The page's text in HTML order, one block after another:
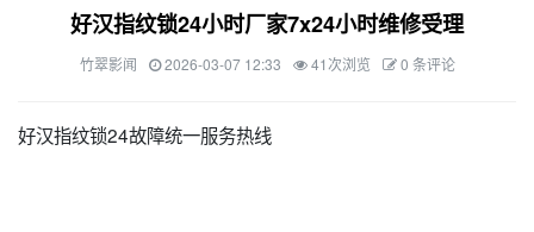
好汉指纹锁24小时厂家7x24小时维修受理
竹翠影闻 2026-03-07 12:33 41次浏览 0 条评论
好汉指纹锁24故障统一服务热线